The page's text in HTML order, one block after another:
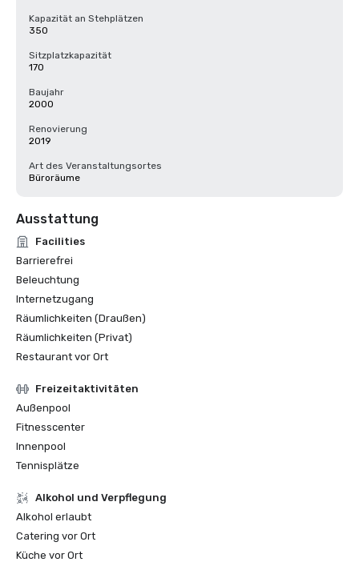
Kapazität an Stehplätzen
350
Sitzplatzkapazität
170
Baujahr
2000
Renovierung
2019
Art des Veranstaltungsortes
Büroräume
Ausstattung
Facilities
Barrierefrei
Beleuchtung
Internetzugang
Räumlichkeiten (Draußen)
Räumlichkeiten (Privat)
Restaurant vor Ort
Freizeitaktivitäten
Außenpool
Fitnesscenter
Innenpool
Tennisplätze
‪Alkohol‬ und Verpflegung
‪Alkohol‬ erlaubt
Catering vor Ort
Küche vor Ort